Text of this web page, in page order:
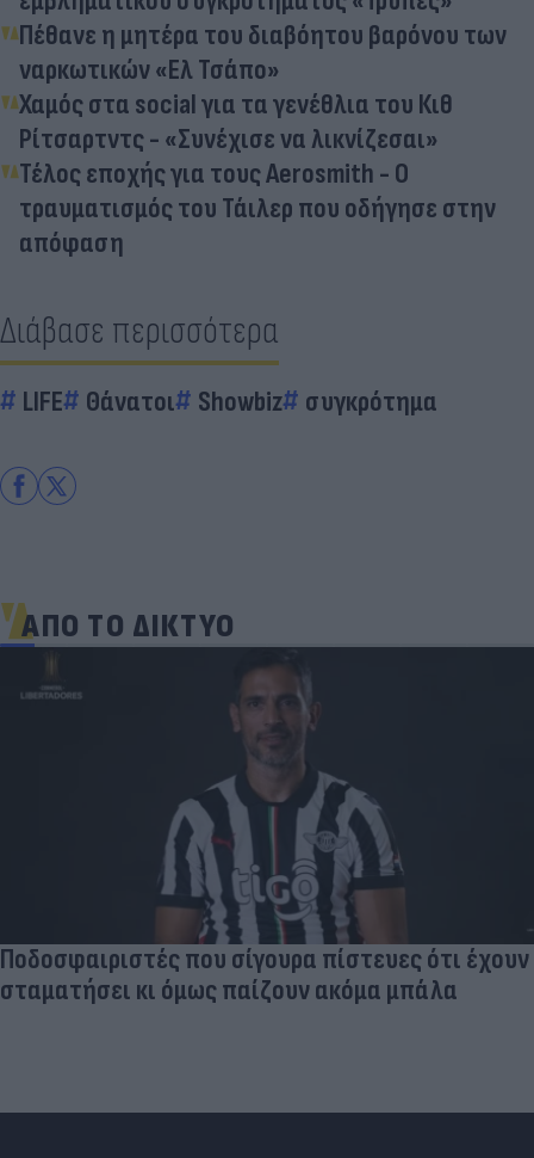
Πέθανε η μητέρα του διαβόητου βαρόνου των
ναρκωτικών «Ελ Τσάπο»
Χαμός στα social για τα γενέθλια του Κιθ
Ρίτσαρτντς - «Συνέχισε να λικνίζεσαι»
Τέλος εποχής για τους Aerosmith - Ο
τραυματισμός του Τάιλερ που οδήγησε στην
απόφαση
Διάβασε περισσότερα
LIFE Θάνατοι Showbiz συγκρότημα
ΑΠΟ ΤΟ ΔΙΚΤΥΟ
Ποδοσφαιριστές που σίγουρα πίστευες ότι έχουν
σταματήσει κι όμως παίζουν ακόμα μπάλα